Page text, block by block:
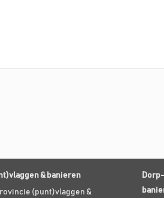
& banieren
(punt)vlaggen &